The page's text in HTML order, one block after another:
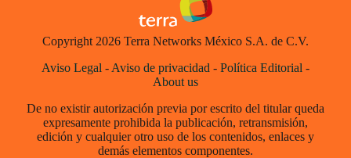
Copyright 2026 Terra Networks México S.A. de C.V.
Aviso Legal - Aviso de privacidad - Política Editorial -
About us
De no existir autorización previa por escrito del titular queda
expresamente prohibida la publicación, retransmisión,
edición y cualquier otro uso de los contenidos, enlaces y
demás elementos componentes.